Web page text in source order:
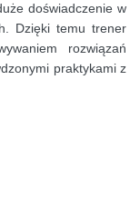
doświadczenie w
Dzięki temu trener
rozwiązań
praktykami z